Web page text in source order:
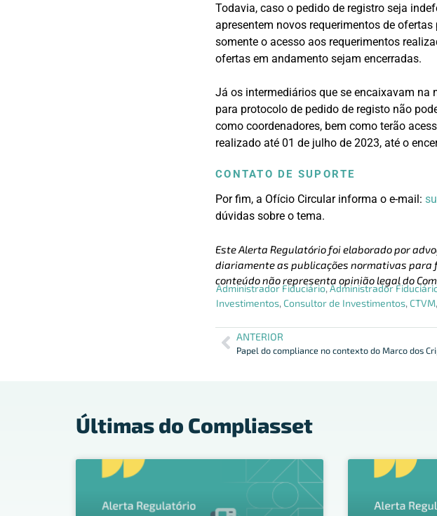
Todavia, caso o pedido de registro seja
apresentem novos requerimentos de
somente o acesso aos requerimentos
ofertas em andamento sejam encerradas.
Já os intermediários que se encaixavam na
para protocolo de pedido de registo não
como coordenadores, bem como terão
realizado até 01 de julho de 2023, até o
CONTATO DE SUPORTE
Por fim, a Ofício Circular informa o e-mail:
dúvidas sobre o tema.
Este Alerta Regulatório foi elaborado por
diariamente as publicações normativas para
conteúdo não representa opinião legal do
Administrador Fiduciário,Administrador
Investimentos, Consultor de Investimentos, CTVM,
ANTERIOR
Últimas do Compliasset